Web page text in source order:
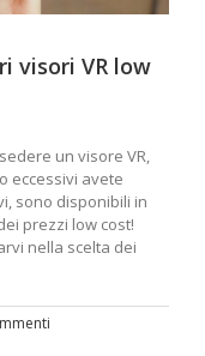
visori VR low
un visore VR,
eccessivi avete
sono disponibili in
prezzi low cost!
nella scelta dei